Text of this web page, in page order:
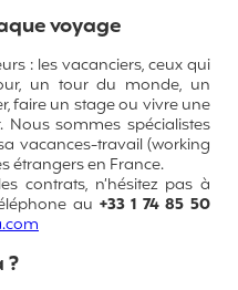
voyage
: les vacanciers, ceux qui
un tour du monde, un
faire un stage ou vivre une
Nous sommes spécialistes
vacances-travail (working
étrangers en France.
contrats, n’hésitez pas à
au +33 1 74 85 50
?